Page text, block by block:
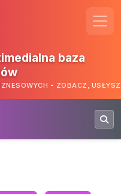
baza
- ZOBACZ,